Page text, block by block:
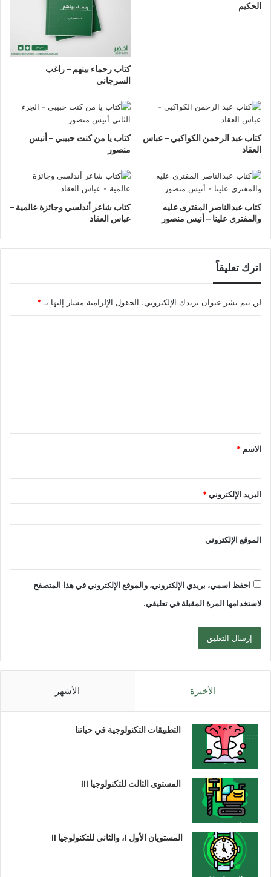
الحكيم
كتاب رحماء بينهم – راغب
السرجاني
كتاب عبد الرحمن الكواكبي – عباس
العقاد
كتاب يا من كنت حبيبي – أنيس
منصور
كتاب عبدالناصر المفترى عليه
والمفتري علينا – أنيس منصور
كتاب شاعر أندلسي وجائزة عالمية –
عباس العقاد
اترك تعليقاً
لن يتم نشر عنوان بريدك الإلكتروني. الحقول الإلزامية مشار إليها بـ*
ق
*
الاسم *
البريد الإلكتروني*
الموقع الإلكتروني
احفظ اسمي، بريدي الإلكتروني، والموقع الإلكتروني في هذا المتصفح
لاستخدامها المرة المقبلة في تعليقي.
الأخيرة الأشهر
التطبيقات التكنولوجية في حياتنا
المستوى الثالث للتكنولوجيا III
المستويان الأول I، والثاني للتكنولوجيا II